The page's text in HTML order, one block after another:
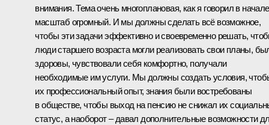
внимания. Тема очень многоплановая, как я говорил в
масштаб огромный. И мы должны сделать всё возможное,
чтобы эти задачи эффективно и своевременно решать,
люди старшего возраста могли реализовать свои планы,
здоровы, чувствовали себя комфортно, получали
необходимые им услуги. Мы должны создать условия,
их профессиональный опыт, знания были востребованы
в обществе, чтобы выход на пенсию не снижал их
статус, а наоборот – давал дополнительные возможности